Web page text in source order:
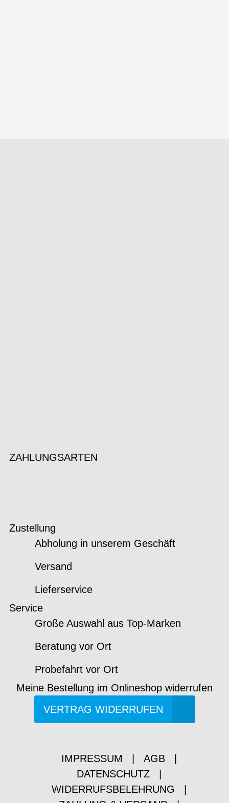
ZAHLUNGSARTEN
Zustellung
Abholung in unserem Geschäft
Versand
Lieferservice
Service
Große Auswahl aus Top-Marken
Beratung vor Ort
Probefahrt vor Ort
Meine Bestellung im Onlineshop widerrufen
VERTRAG WIDERRUFEN
IMPRESSUM AGB
DATENSCHUTZ
WIDERRUFSBELEHRUNG